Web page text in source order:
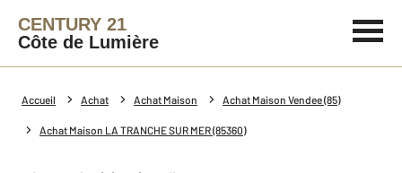
CENTURY 21
Côte de Lumière
Accueil Achat Achat Maison Achat Maison Vendee (85)
Achat Maison LA TRANCHE SUR MER (85360)